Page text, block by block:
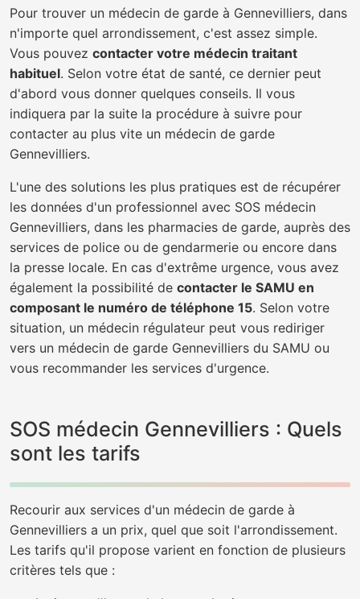
Pour trouver un médecin de garde à Gennevilliers, dans
n'importe quel arrondissement, c'est assez simple.
Vous pouvez contacter votre médecin traitant
habituel. Selon votre état de santé, ce dernier peut
d'abord vous donner quelques conseils. Il vous
indiquera par la suite la procédure à suivre pour
contacter au plus vite un médecin de garde
Gennevilliers.
L'une des solutions les plus pratiques est de récupérer
les données d'un professionnel avec SOS médecin
Gennevilliers, dans les pharmacies de garde, auprès des
services de police ou de gendarmerie ou encore dans
la presse locale. En cas d'extrême urgence, vous avez
également la possibilité de contacter le SAMU en
composant le numéro de téléphone 15. Selon votre
situation, un médecin régulateur peut vous rediriger
vers un médecin de garde Gennevilliers du SAMU ou
vous recommander les services d'urgence.
SOS médecin Gennevilliers : Quels
sont les tarifs
Recourir aux services d'un médecin de garde à
Gennevilliers a un prix, quel que soit l'arrondissement.
Les tarifs qu'il propose varient en fonction de plusieurs
critères tels que :